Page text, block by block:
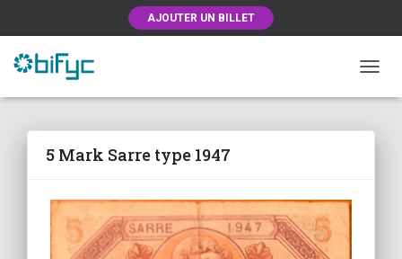
AJOUTER UN BILLET
5 Mark Sarre type 1947